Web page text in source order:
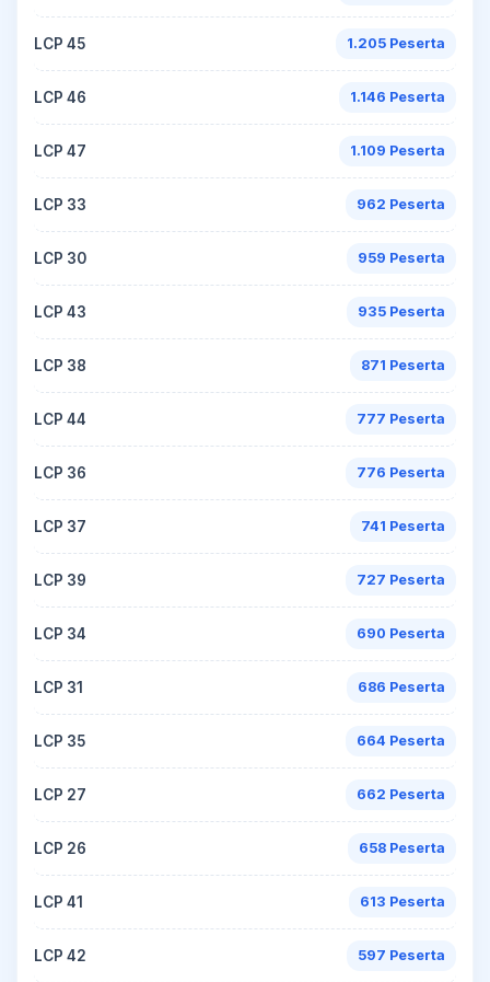
LCP 45 1.205 Peserta
LCP 46 1.146 Peserta
LCP 47 1.109 Peserta
LCP 33 962 Peserta
LCP 30 959 Peserta
LCP 43 935 Peserta
LCP 38 871 Peserta
LCP 44 777 Peserta
LCP 36 776 Peserta
LCP 37 741 Peserta
LCP 39 727 Peserta
LCP 34 690 Peserta
LCP 31 686 Peserta
LCP 35 664 Peserta
LCP 27 662 Peserta
LCP 26 658 Peserta
LCP 41 613 Peserta
LCP 42 597 Peserta